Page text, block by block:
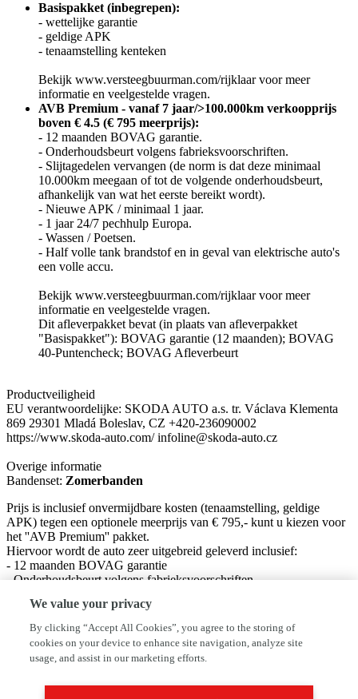
Basispakket (inbegrepen):
- wettelijke garantie
- geldige APK
- tenaamstelling kenteken
Bekijk www.versteegbuurman.com/rijklaar voor meer
informatie en veelgestelde vragen.
AVB Premium - vanaf 7 jaar/>100.000km verkoopprijs
boven € 4.5 (€ 795 meerprijs):
- 12 maanden BOVAG garantie.
- Onderhoudsbeurt volgens fabrieksvoorschriften.
- Slijtagedelen vervangen (de norm is dat deze minimaal
10.000km meegaan of tot de volgende onderhoudsbeurt,
afhankelijk van wat het eerste bereikt wordt).
- Nieuwe APK / minimaal 1 jaar.
- 1 jaar 24/7 pechhulp Europa.
- Wassen / Poetsen.
- Half volle tank brandstof en in geval van elektrische auto's
een volle accu.
Bekijk www.versteegbuurman.com/rijklaar voor meer
informatie en veelgestelde vragen.
Dit afleverpakket bevat (in plaats van afleverpakket
"Basispakket"): BOVAG garantie (12 maanden); BOVAG
40-Puntencheck; BOVAG Afleverbeurt
Productveiligheid
EU verantwoordelijke: SKODA AUTO a.s. tr. Václava Klementa
869 29301 Mladá Boleslav, CZ +420-236090002
https://www.skoda-auto.com/ infoline@skoda-auto.cz
Overige informatie
Bandenset: Zomerbanden
Prijs is inclusief onvermijdbare kosten (tenaamstelling, geldige
APK) tegen een optionele meerprijs van € 795,- kunt u kiezen voor
het ''AVB Premium'' pakket.
Hiervoor wordt de auto zeer uitgebreid geleverd inclusief:
- 12 maanden BOVAG garantie
- Onderhoudsbeurt volgens fabrieksvoorschriften.
meegaan óf tot de volgende onderhoudsbeurt, afhankelijk van wat
het eerste bereikt wordt).
- Nieuwe APK / minimaal 1 jaar.
- Wassen / Poetsen.
- Half volle tank brandstof en in geval van elektrische auto's een
We value your privacy
By clicking “Accept All Cookies”, you agree to the storing of
cookies on your device to enhance site navigation, analyze site
usage, and assist in our marketing efforts.